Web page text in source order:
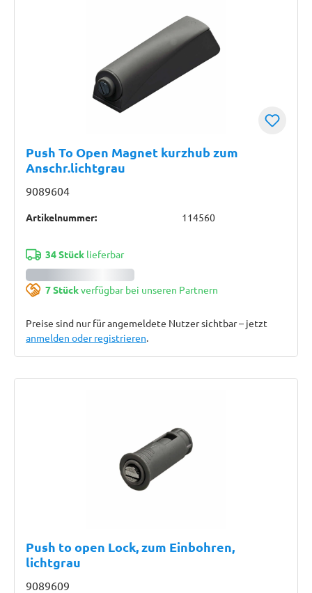
Push To Open Magnet kurzhub zum
Anschr.lichtgrau
9089604
Artikelnummer: 114560
34 Stücklieferbar
7 Stückverfügbar bei unseren Partnern
Preise sind nur für angemeldete Nutzer sichtbar – jetzt
anmelden oder registrieren.
Push to open Lock, zum Einbohren,
lichtgrau
9089609